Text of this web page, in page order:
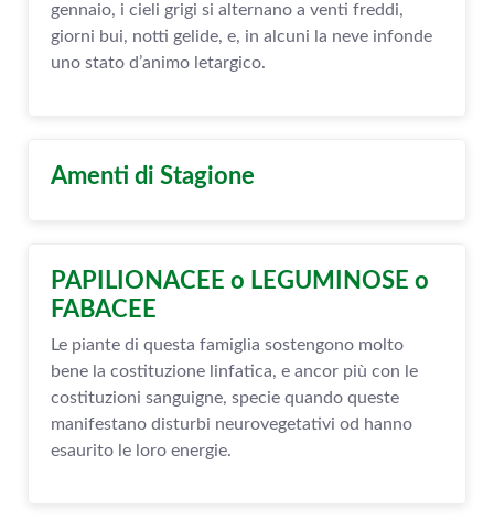
gennaio, i cieli grigi si alternano a venti freddi,
giorni bui, notti gelide, e, in alcuni la neve infonde
uno stato d’animo letargico.
Amenti di Stagione
PAPILIONACEE o LEGUMINOSE o
FABACEE
Le piante di questa famiglia sostengono molto
bene la costituzione linfatica, e ancor più con le
costituzioni sanguigne, specie quando queste
manifestano disturbi neurovegetativi od hanno
esaurito le loro energie.